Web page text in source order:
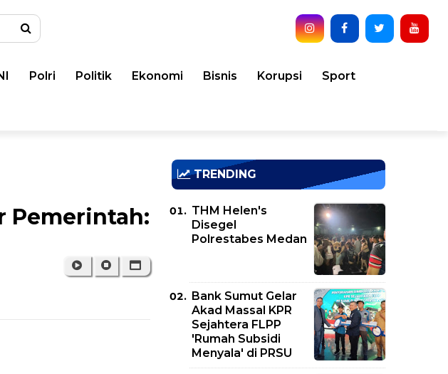
Polri Politik Ekonomi Bisnis Korupsi Sport
Pemerintah:
TRENDING
THM Helen's
Disegel
Polrestabes Medan
Bank Sumut Gelar
Akad Massal KPR
Sejahtera FLPP
'Rumah Subsidi
Menyala' di PRSU